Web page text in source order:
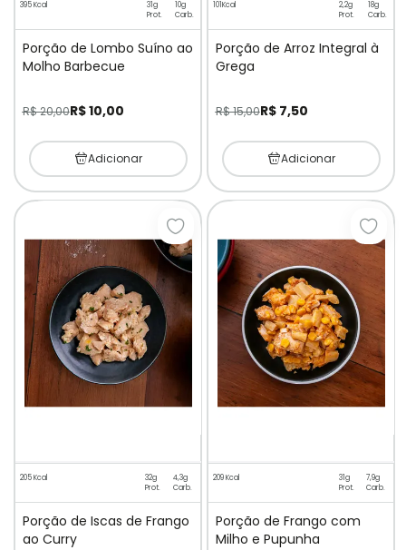
395 Kcal
31g
Prot.
10g
Carb.
Porção de Lombo Suíno ao
Molho Barbecue
R$ 20,00R$ 10,00
Adicionar
101Kcal
2,2g
Prot.
18g
Carb.
Porção de Arroz Integral à
Grega
R$ 15,00R$ 7,50
Adicionar
205 Kcal
32g
Prot.
4,3g
Carb.
Porção de Iscas de Frango
ao Curry
Adicionar à lista de desejos
209 Kcal
31g
Prot.
7,9g
Carb.
Porção de Frango com
Milho e Pupunha